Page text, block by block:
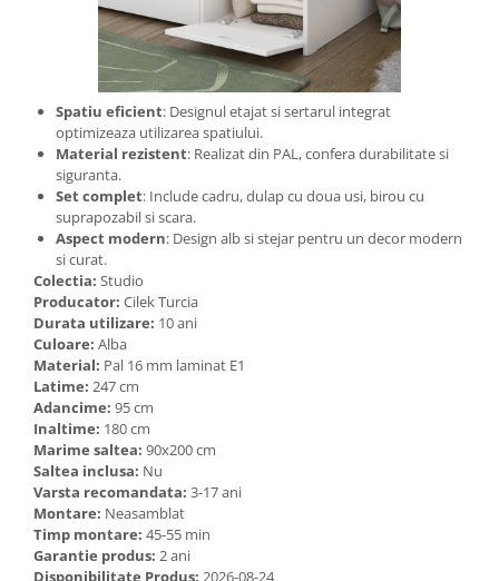
Spatiu eficient: Designul etajat si sertarul integrat
optimizeaza utilizarea spatiului.
Material rezistent: Realizat din PAL, confera durabilitate si
siguranta.
Set complet: Include cadru, dulap cu doua usi, birou cu
suprapozabil si scara.
Aspect modern: Design alb si stejar pentru un decor modern
si curat.
Colectia: Studio
Producator: Cilek Turcia
Durata utilizare: 10 ani
Culoare: Alba
Material: Pal 16 mm laminat E1
Latime: 247 cm
Adancime: 95 cm
Inaltime: 180 cm
Marime saltea: 90x200 cm
Saltea inclusa: Nu
Varsta recomandata: 3-17 ani
Montare: Neasamblat
Timp montare: 45-55 min
Garantie produs: 2 ani
Disponibilitate Produs: 2026-08-24